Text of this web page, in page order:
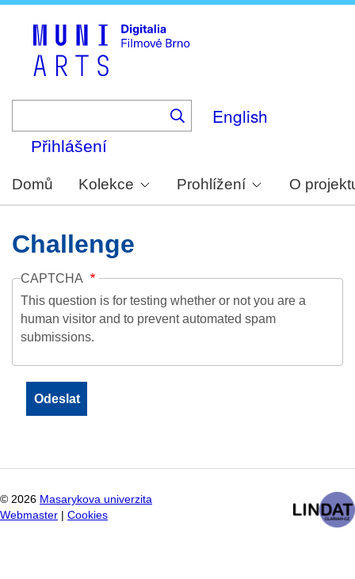
English
Přihlášení
Domů Kolekce Prohlížení O
Challenge
CAPTCHA
This question is for testing whether or not you are a
human visitor and to prevent automated spam
submissions.
© 2026 Masarykova univerzita
Webmaster
Cookies